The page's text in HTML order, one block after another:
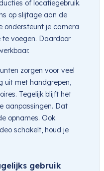
of locatiegebruik.
op slijtage aan de
ondersteunt je camera
te voegen. Daardoor
zorgen voor veel
uit met handgrepen,
Tegelijk blijft het
aanpassingen. Dat
opnames. Ook
schakelt, houd je
gebruik